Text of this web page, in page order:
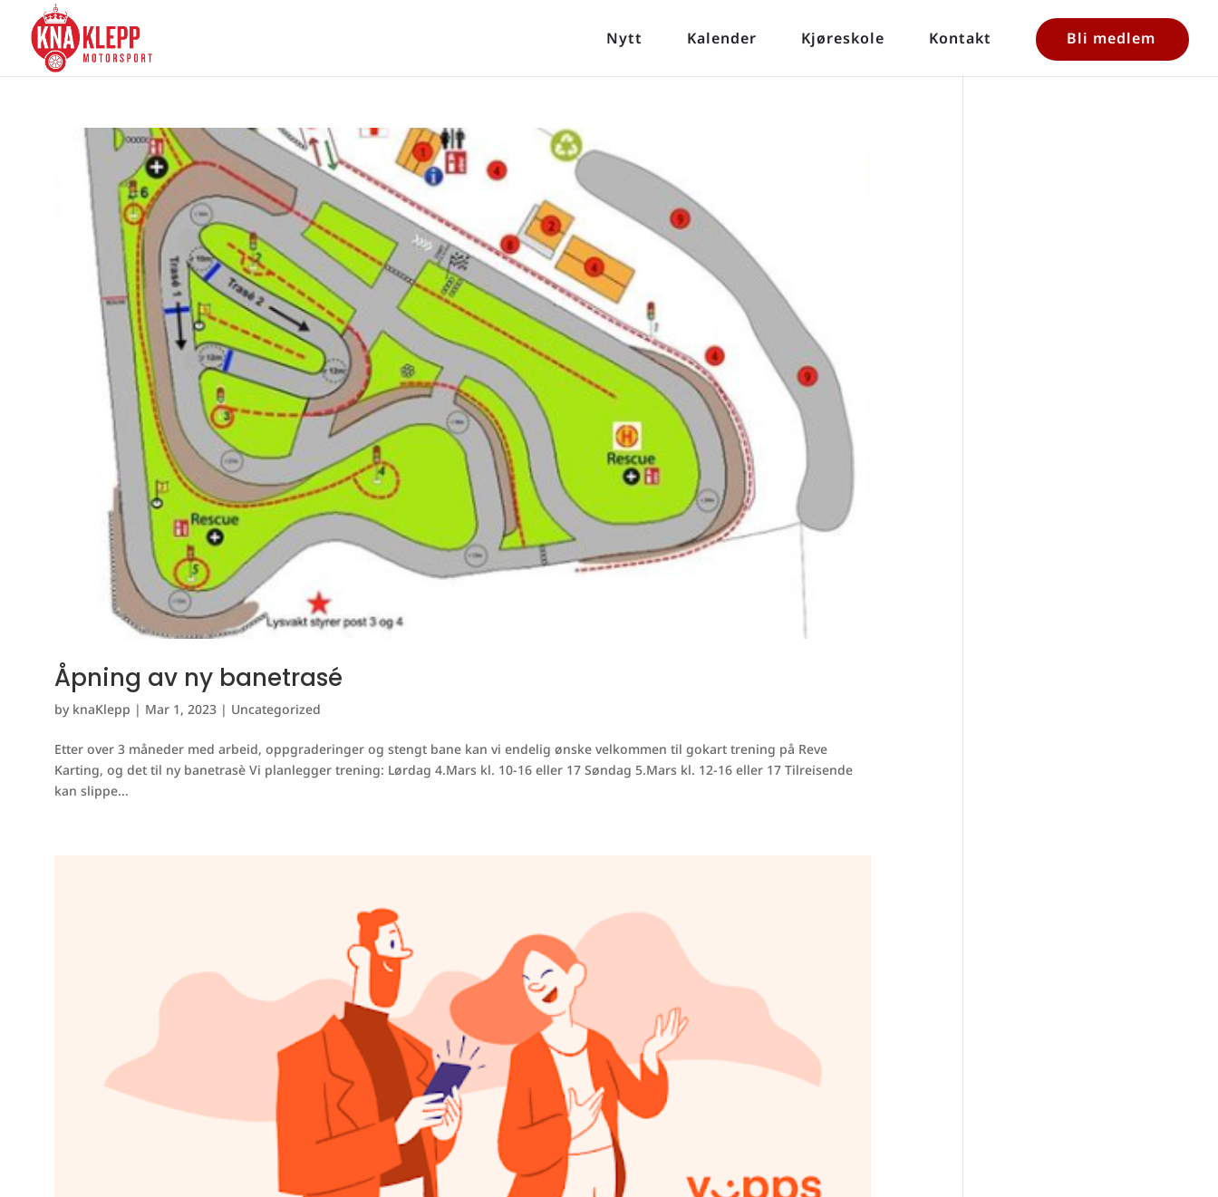
Nytt Kalender Kjøreskole Kontakt Bli medlem
Åpning av ny banetrasé
by knaKlepp | Mar 1, 2023 | Uncategorized
Etter over 3 måneder med arbeid, oppgraderinger og stengt bane kan vi endelig ønske velkommen til gokart trening på Reve
Karting, og det til ny banetrasè Vi planlegger trening: Lørdag 4.Mars kl. 10-16 eller 17 Søndag 5.Mars kl. 12-16 eller 17 Tilreisende
kan slippe...